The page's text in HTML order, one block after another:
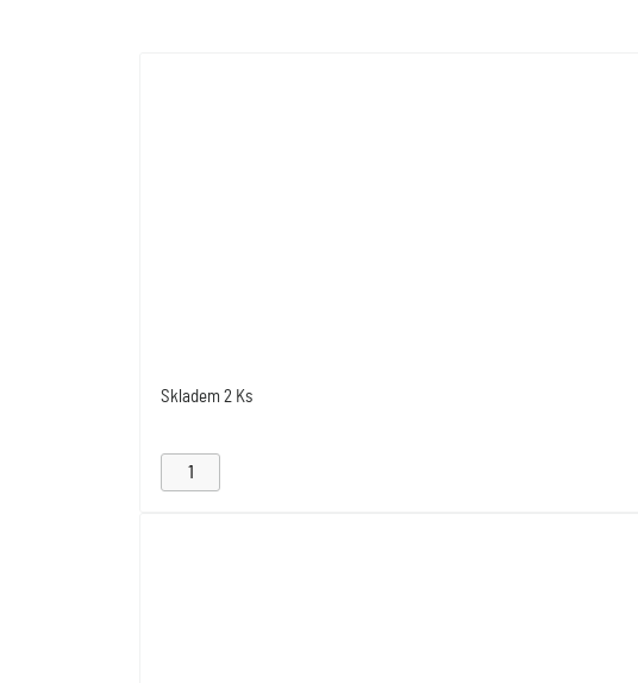
Skladem 2 Ks